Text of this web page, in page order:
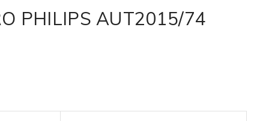
PHILIPS AUT2015/74